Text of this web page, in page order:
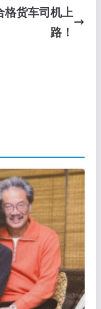
格货车司机上
路！